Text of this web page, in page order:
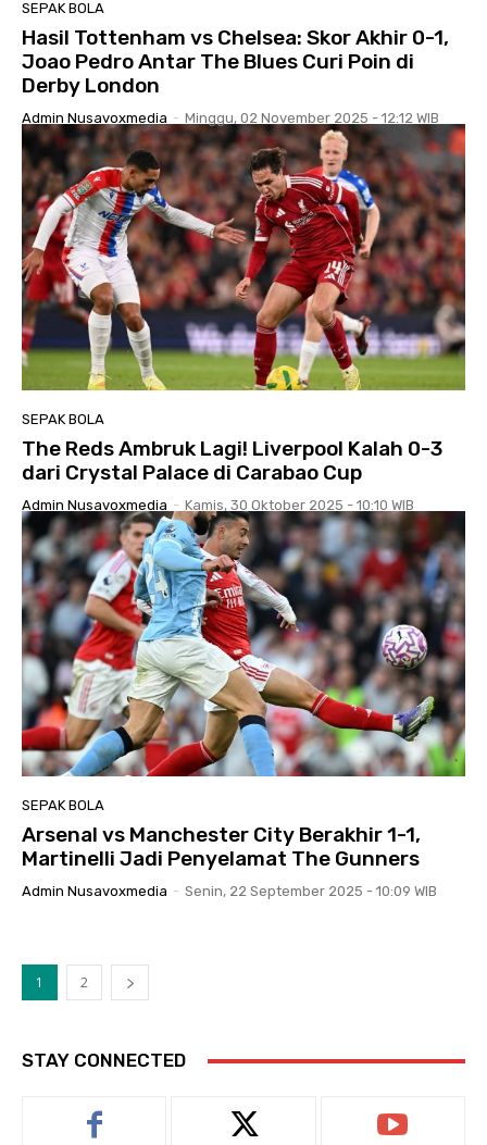
SEPAK BOLA
Hasil Tottenham vs Chelsea: Skor Akhir 0-1,
Joao Pedro Antar The Blues Curi Poin di
Derby London
Admin Nusavoxmedia - Minggu, 02 November 2025 - 12:12 WIB
SEPAK BOLA
The Reds Ambruk Lagi! Liverpool Kalah 0-3
dari Crystal Palace di Carabao Cup
Admin Nusavoxmedia - Kamis, 30 Oktober 2025 - 10:10 WIB
SEPAK BOLA
Arsenal vs Manchester City Berakhir 1-1,
Martinelli Jadi Penyelamat The Gunners
Admin Nusavoxmedia - Senin, 22 September 2025 - 10:09 WIB
1 2
STAY CONNECTED